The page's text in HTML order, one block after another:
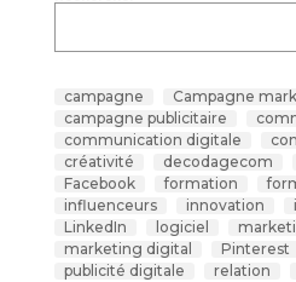
campagne
Campagne
campagne publicitaire
communication digitale
créativité
decodagecom
Facebook
formation
influenceurs
innovation
LinkedIn
logiciel
marketing digital
Pinterest
publicité digitale
relation